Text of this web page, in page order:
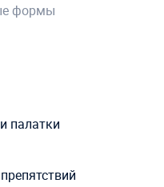
формы
палатки